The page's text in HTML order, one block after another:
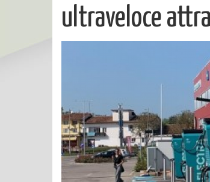
ultraveloce